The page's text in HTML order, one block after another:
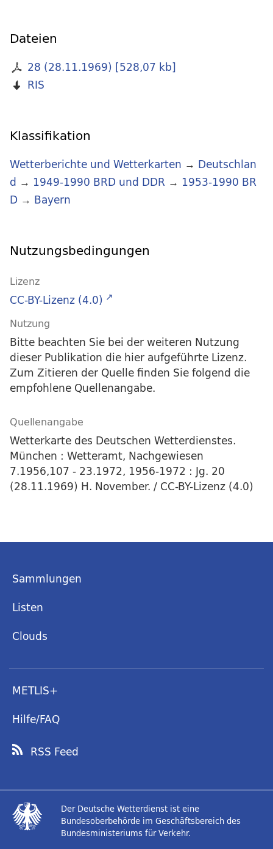
Dateien
28 (28.11.1969) [528,07 kb]
RIS
Klassifikation
Wetterberichte und Wetterkarten → Deutschlan
d → 1949-1990 BRD und DDR → 1953-1990 BR
D → Bayern
Nutzungsbedingungen
Lizenz
CC-BY-Lizenz (4.0)
Nutzung
Bitte beachten Sie bei der weiteren Nutzung
dieser Publikation die hier aufgeführte Lizenz.
Zum Zitieren der Quelle finden Sie folgend die
empfohlene Quellenangabe.
Quellenangabe
Wetterkarte des Deutschen Wetterdienstes.
München : Wetteramt, Nachgewiesen
7.1956,107 - 23.1972, 1956-1972 : Jg. 20
(28.11.1969) H. November. / CC-BY-Lizenz (4.0)
Sammlungen
Listen
Clouds
METLIS+
Hilfe/FAQ
RSS Feed
Der Deutsche Wetterdienst ist eine
Bundesoberbehörde im Geschäftsbereich des
Bundesministeriums für Verkehr.